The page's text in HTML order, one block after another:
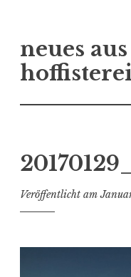
Inhalt
springen
neues
hoffisterei
Veröffentlicht am